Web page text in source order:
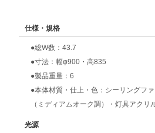
仕様・規格
●総W数：43.7
●寸法：幅φ900・高835
●製品重量：6
●本体材質・仕上・色：シーリングフ
（ミディアムオーク調）・灯具アク
光源